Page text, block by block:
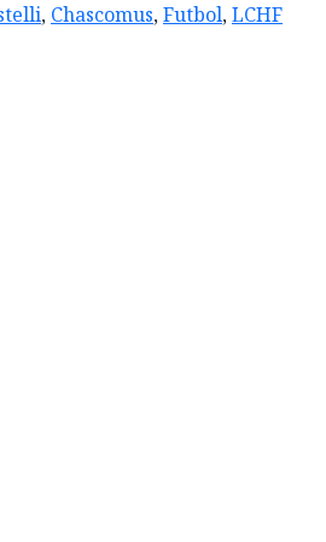
, Chascomus,Futbol,LCHF